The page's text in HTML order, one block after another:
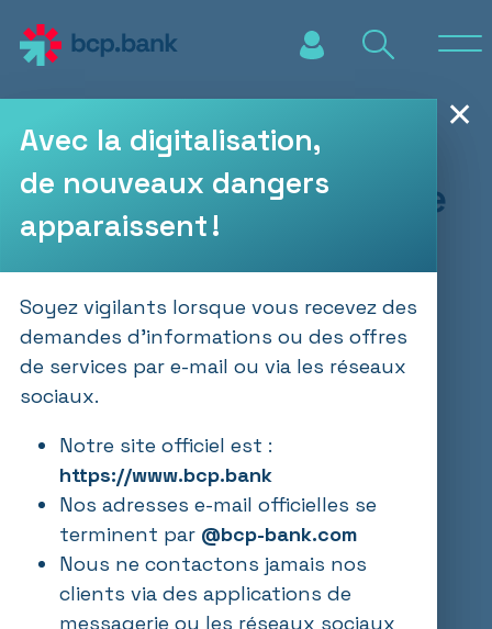
Fitch confirme la note
« BBB- » de Banque
de Commerce et de
Placements ;
perspective stable
RATING 25.06.2026
Fitch Ratings a confirmé la note à long
terme de Banque de Commerce et de
Avec la digitalisation,
de nouveaux dangers
apparaissent !
Soyez vigilants lorsque vous recevez des
demandes d’informations ou des offres
de services par e-mail ou via les réseaux
sociaux.
Notre site officiel est :
https://www.bcp.bank
Nos adresses e-mail officielles se
terminent par @bcp-bank.com
Nous ne contactons jamais nos
clients via des applications de
messagerie ou les réseaux sociaux
✕